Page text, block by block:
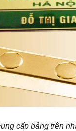
cấp bảng trên